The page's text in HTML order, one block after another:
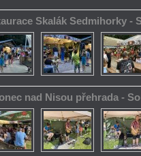
Skalák Sedmihorky -
nad Nisou přehrada -